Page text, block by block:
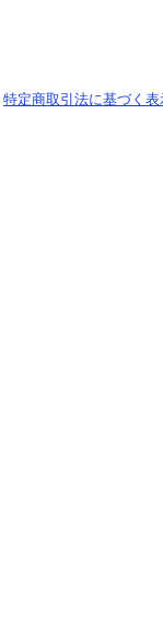
特定商取引法に基づく表